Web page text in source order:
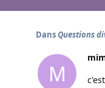
DansQuestions
M